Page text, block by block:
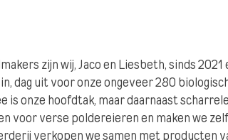
zijn wij, Jaco en Liesbeth, sinds
dag uit voor onze ongeveer 280
is onze hoofdtak, maar daarnaast
voor verse poldereieren en maken we
verkopen we samen met producten